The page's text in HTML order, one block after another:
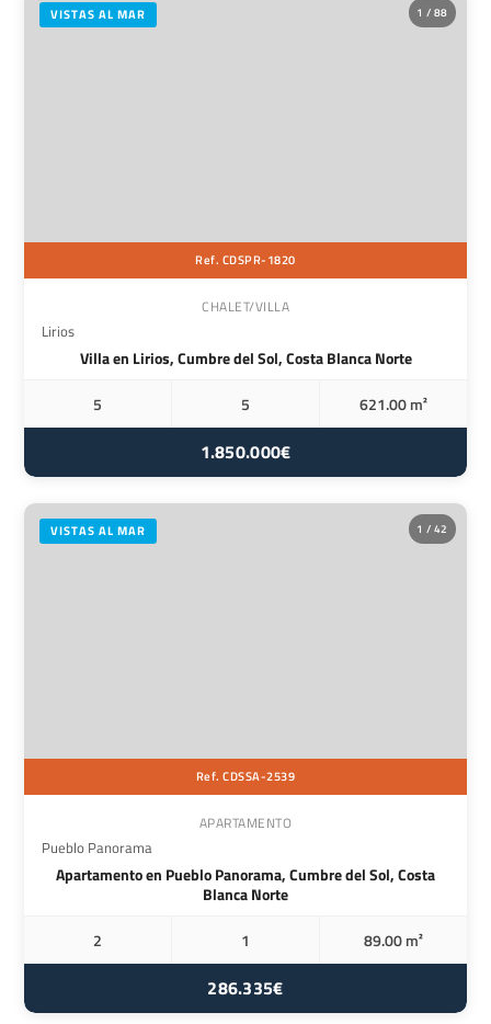
1 / 88
VISTAS AL MAR
Ref. CDSPR-1820
CHALET/VILLA
Lirios
Villa en Lirios, Cumbre del Sol, Costa Blanca Norte
5
5 621.00 m²
1.850.000€
1 / 42
VISTAS AL MAR
Ref. CDSSA-2539
APARTAMENTO
Pueblo Panorama
Apartamento en Pueblo Panorama, Cumbre del Sol, Costa
Blanca Norte
2
1 89.00 m²
286.335€